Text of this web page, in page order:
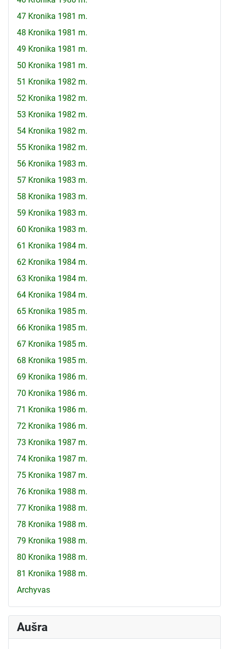
47 Kronika 1981 m.
48 Kronika 1981 m.
49 Kronika 1981 m.
50 Kronika 1981 m.
51 Kronika 1982 m.
52 Kronika 1982 m.
53 Kronika 1982 m.
54 Kronika 1982 m.
55 Kronika 1982 m.
56 Kronika 1983 m.
57 Kronika 1983 m.
58 Kronika 1983 m.
59 Kronika 1983 m.
60 Kronika 1983 m.
61 Kronika 1984 m.
62 Kronika 1984 m.
63 Kronika 1984 m.
64 Kronika 1984 m.
65 Kronika 1985 m.
66 Kronika 1985 m.
67 Kronika 1985 m.
68 Kronika 1985 m.
69 Kronika 1986 m.
70 Kronika 1986 m.
71 Kronika 1986 m.
72 Kronika 1986 m.
73 Kronika 1987 m.
74 Kronika 1987 m.
75 Kronika 1987 m.
76 Kronika 1988 m.
77 Kronika 1988 m.
78 Kronika 1988 m.
79 Kronika 1988 m.
80 Kronika 1988 m.
81 Kronika 1988 m.
Archyvas
Aušra